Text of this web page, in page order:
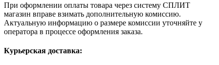
При оформлении оплаты товара через систему СПЛИТ
магазин вправе взимать дополнительную комиссию.
Актуальную информацию о размере комиссии уточняйте у
оператора в процессе оформления заказа.
Курьерская доставка: